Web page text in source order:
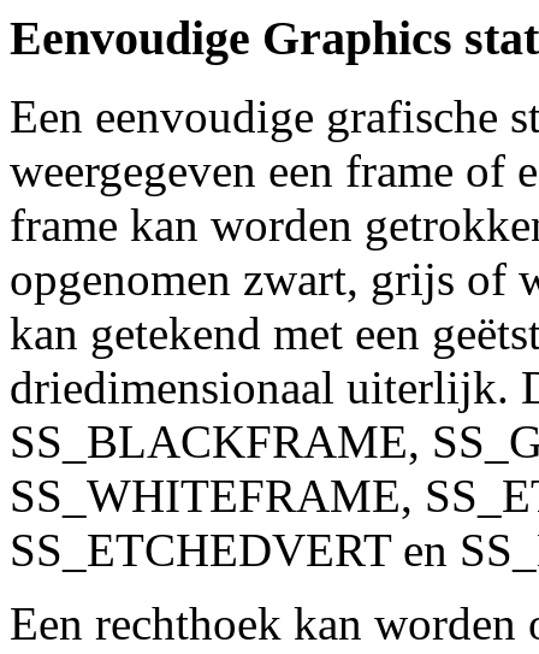
Eenvoudige Graphics
Een eenvoudige grafische
weergegeven een frame of
frame kan worden
opgenomen zwart, grijs of
kan getekend met een
driedimensionaal uiterlijk.
SS_BLACKFRAME,
SS_WHITEFRAME,
SS_ETCHEDVERT en
Een rechthoek kan